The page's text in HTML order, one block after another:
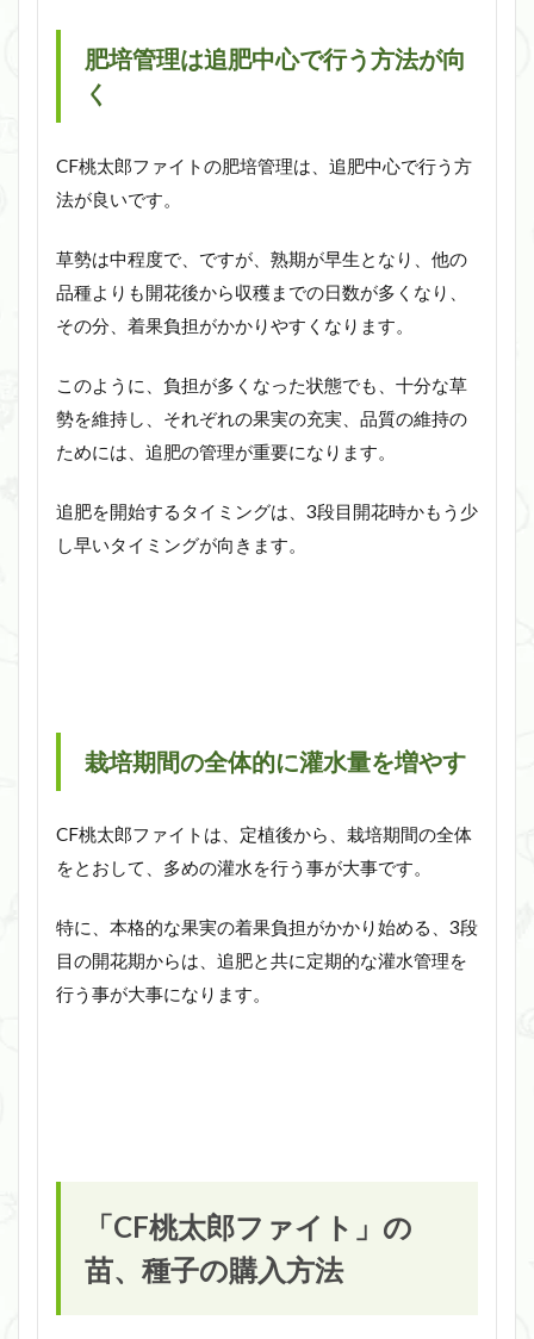
肥培管理は追肥中心で行う方法が向
く
CF桃太郎ファイトの肥培管理は、追肥中心で行う方
法が良いです。
草勢は中程度で、ですが、熟期が早生となり、他の
品種よりも開花後から収穫までの日数が多くなり、
その分、着果負担がかかりやすくなります。
このように、負担が多くなった状態でも、十分な草
勢を維持し、それぞれの果実の充実、品質の維持の
ためには、追肥の管理が重要になります。
追肥を開始するタイミングは、3段目開花時かもう少
し早いタイミングが向きます。
栽培期間の全体的に灌水量を増やす
CF桃太郎ファイトは、定植後から、栽培期間の全体
をとおして、多めの灌水を行う事が大事です。
特に、本格的な果実の着果負担がかかり始める、3段
目の開花期からは、追肥と共に定期的な灌水管理を
行う事が大事になります。
「CF桃太郎ファイト」の
苗、種子の購入方法